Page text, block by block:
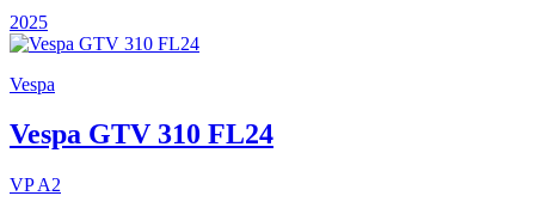
2025
Vespa
Vespa GTV 310 FL24
VPA2